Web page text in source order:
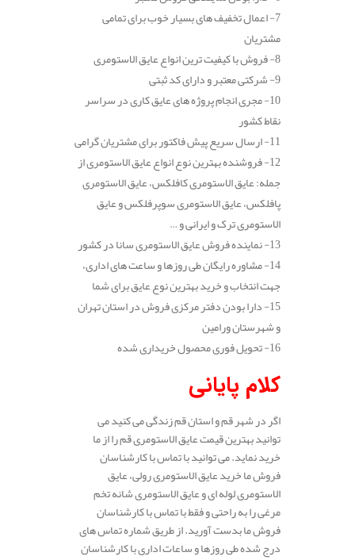
7- اعمال تخفیف های بسیار خوب برای تمامی
مشتریان
8- فروش با کیفیت ترین انواع عایق الاستومری
9- شرکتی معتبر و دارای کد ثبتی
10- مجری انجام پروژه های عایق کاری در سراسر
نقاط کشور
11- ارسال سریع پیش فاکتور برای مشتریان گرامی
12- فروشنده بهترین نوع انواع عایق الاستومری از
جمله: عایق الاستومری کافلکس، عایق الاستومری
پافلکس، عایق الاستومری سوپرفلکس و عایق
الاستومری ترک و ایرانی و …
13- نماینده فروش عایق الاستومری سانا در کشور
14- مشاوره رایگان طی روزها و ساعت های اداری،
جهت انتخاب و خرید بهترین نوع عایق برای شما
15- دارا بودن دفتر مرکزی فروش در استان تهران
و شهرستان ورامین
16- تحویل فوری محصول خریداری شده
کلام پایانی
اگر در شهر قم و استان قم زندگی می کنید می
توانید بهترین قیمت عایق الاستومری قم را از ما
خرید نماید. می توانید با تماس با کارشناسان
فروش ما خرید عایق الاستومری رولی، عایق
الاستومری لوله ای و عایق الاستومری شانه تخم
مرغی را به راحتی و فقط با تماس با کارشناسان
فروش ما بدست آورید. از طریق شماره تماس های
درج شده طی روزها و ساعات اداری با کارشناسان